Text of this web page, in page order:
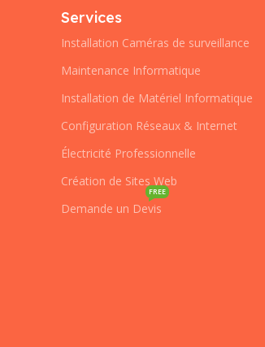
Services
Installation Caméras de surveillance
Maintenance Informatique
Installation de Matériel Informatique
Configuration Réseaux & Internet
Électricité Professionnelle
Création de Sites Web
Demande un Devis
FREE